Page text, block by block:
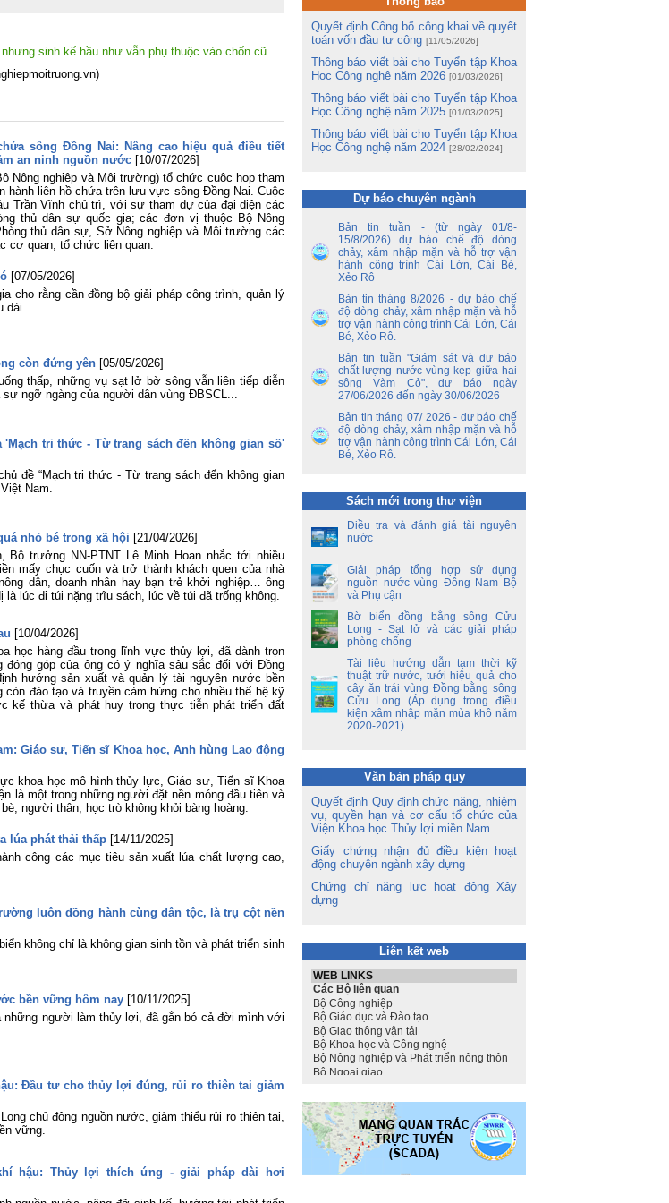
tham gia Lễ dâng hương tưởng niệm
Thị Riêng
Viện Khoa học Thủy lợi miền Nam tổ
chức Lễ công bố Quyết định công nhận
học vị và trao bằng Tiến sĩ cho tân Tiến
sĩ Lê Thị Mỹ Diệp
Tuổi trẻ Viện Khoa học Thủy lợi miền
Nam thăm, tri ân các Mẹ Việt Nam Anh
hùng nhân dịp kỷ niệm 79 năm Ngày
Thương binh - Liệt sĩ (27/7/1947 –
Rà soát, điều chỉnh Quy trình vận hành
liên hồ chứa sông Đồng Nai: Nâng cao
Đoàn Thanh niên Viện Khoa học Thủy
lợi miền Nam tham gia Hội nghị sơ kết
công tác Đoàn và phong trào thanh niên
06 tháng đầu năm 2026 của Đoàn Bộ
Tuổi trẻ Viện Khoa học Thủy lợi miền
Nam tham gia dâng hương, dâng hoa
tại Bia tượng niệm nhà đèn Chợ Quán
học Thủy lợi miền Nam
sinh kế hầu như vẫn phụ thuộc vào chốn cũ
sông Đồng Nai: Nâng cao hiệu quả điều tiết
an ninh nguồn nước [10/07/2026]
Nông nghiệp và Môi trường) tổ chức cuộc họp tham
liên hồ chứa trên lưu vực sông Đồng Nai. Cuộc
Trần Vĩnh chủ trì, với sự tham dự của đại diện các
thủ dân sự quốc gia; các đơn vị thuộc Bộ Nông
thủ dân sự, Sở Nông nghiệp và Môi trường các
cơ quan, tổ chức liên quan.
[07/05/2026]
cho rằng cần đồng bộ giải pháp công trình, quản lý
dài.
còn đứng yên [05/05/2026]
thấp, những vụ sạt lở bờ sông vẫn liên tiếp diễn
ngỡ ngàng của người dân vùng ĐBSCL...
'Mạch tri thức - Từ trang sách đến không gian số'
đề “Mạch tri thức - Từ trang sách đến không gian
Nam.
nhỏ bé trong xã hội [21/04/2026]
Bộ trưởng NN-PTNT Lê Minh Hoan nhắc tới nhiều
mấy chục cuốn và trở thành khách quen của nhà
dân, doanh nhân hay bạn trẻ khởi nghiệp… ông
lúc đi túi nặng trĩu sách, lúc về túi đã trống không.
[10/04/2026]
học hàng đầu trong lĩnh vực thủy lợi, đã dành trọn
góp của ông có ý nghĩa sâu sắc đối với Đồng
hướng sản xuất và quản lý tài nguyên nước bền
đào tạo và truyền cảm hứng cho nhiều thế hệ kỹ
kế thừa và phát huy trong thực tiễn phát triển đất
Giáo sư, Tiến sĩ Khoa học, Anh hùng Lao động
khoa học mô hình thủy lực, Giáo sư, Tiến sĩ Khoa
là một trong những người đặt nền móng đầu tiên và
người thân, học trò không khỏi bàng hoàng.
lúa phát thải thấp [14/11/2025]
công các mục tiêu sản xuất lúa chất lượng cao,
luôn đồng hành cùng dân tộc, là trụ cột nền
không chỉ là không gian sinh tồn và phát triển sinh
bền vững hôm nay [10/11/2025]
người làm thủy lợi, đã gắn bó cả đời mình với
Đầu tư cho thủy lợi đúng, rủi ro thiên tai giảm
chủ động nguồn nước, giảm thiểu rủi ro thiên tai,
vững.
hậu: Thủy lợi thích ứng - giải pháp dài hơi
Quyết định Công bố công khai về quyết
toán vốn đầu tư công [11/05/2026]
Thông báo viết bài cho Tuyển tập Khoa
Học Công nghệ năm 2026 [01/03/2026]
Thông báo viết bài cho Tuyển tập Khoa
Học Công nghệ năm 2025 [01/03/2025]
Thông báo viết bài cho Tuyển tập Khoa
Học Công nghệ năm 2024 [28/02/2024]
Dự báo chuyên ngành
Bản tin tuần - (từ ngày 01/8-
15/8/2026) dự báo chế độ dòng
chảy, xâm nhập mặn và hỗ trợ vận
hành công trình Cái Lớn, Cái Bé,
Xẻo Rô
Bản tin tháng 8/2026 - dự báo chế
độ dòng chảy, xâm nhập mặn và hỗ
trợ vận hành công trình Cái Lớn, Cái
Bé, Xẻo Rô.
Bản tin tuần "Giám sát và dự báo
chất lượng nước vùng kẹp giữa hai
sông Vàm Cỏ", dự báo ngày
27/06/2026 đến ngày 30/06/2026
Bản tin tháng 07/ 2026 - dự báo chế
độ dòng chảy, xâm nhập mặn và hỗ
trợ vận hành công trình Cái Lớn, Cái
Bé, Xẻo Rô.
Sách mới trong thư viện
Điều tra và đánh giá tài nguyên
nước
Giải pháp tổng hợp sử dụng
nguồn nước vùng Đông Nam Bộ
và Phụ cận
Bờ biển đồng bằng sông Cửu
Long - Sạt lở và các giải pháp
phòng chống
Tài liệu hướng dẫn tạm thời kỹ
thuật trữ nước, tưới hiệu quả cho
cây ăn trái vùng Đồng bằng sông
Cửu Long (Áp dụng trong điều
kiện xâm nhập mặn mùa khô năm
2020-2021)
Văn bản pháp quy
Quyết định Quy định chức năng, nhiệm
vụ, quyền hạn và cơ cấu tổ chức của
Viện Khoa học Thủy lợi miền Nam
Giấy chứng nhận đủ điều kiện hoạt
động chuyên ngành xây dựng
Chứng chỉ năng lực hoạt động Xây
dựng
Liên kết web